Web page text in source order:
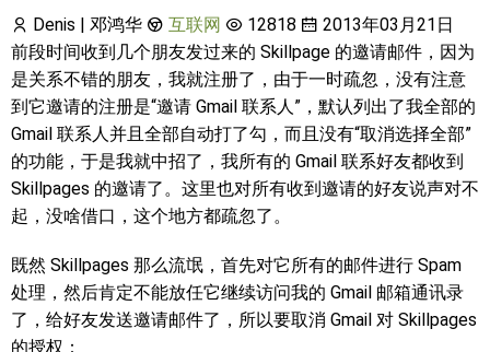
Denis | 邓鸿华 互联网 12818
2013年03月21日
前段时间收到几个朋友发过来的 Skillpage 的邀请邮件，因为
是关系不错的朋友，我就注册了，由于一时疏忽，没有注意
到它邀请的注册是“邀请 Gmail 联系人”，默认列出了我全部的
Gmail 联系人并且全部自动打了勾，而且没有“取消选择全部”
的功能，于是我就中招了，我所有的 Gmail 联系好友都收到
Skillpages 的邀请了。这里也对所有收到邀请的好友说声对不
起，没啥借口，这个地方都疏忽了。
既然 Skillpages 那么流氓，首先对它所有的邮件进行 Spam
处理，然后肯定不能放任它继续访问我的 Gmail 邮箱通讯录
了，给好友发送邀请邮件了，所以要取消 Gmail 对 Skillpages
的授权：